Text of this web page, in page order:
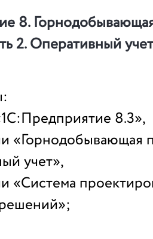
8.
2. Оперативный
8.3»,
«Горнодобывающая
учет»,
«Система